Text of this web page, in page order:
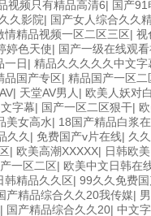
视频只有精品高清6| 国产91
久影院| 国产女人综合久久
情精品视频一区二区三区| 视
婷色天使| 国产一级在线观
一日| 精品久久久久久中文字
品国产专区| 精品国产一区二
| 天堂AV男人 | 欧美人妖对
字幕| 国产一区二区狠干|
美女高水| 18国产精品白浆
久久 | 免费国产v片在线| 久
| 欧美高潮XXXXX| 日韩欧
一区二区| 欧美中文日韩在
韩精品久久区| 99久久免费
产精品综合久久20我传媒|
| 国产精品综合久久20| 中文